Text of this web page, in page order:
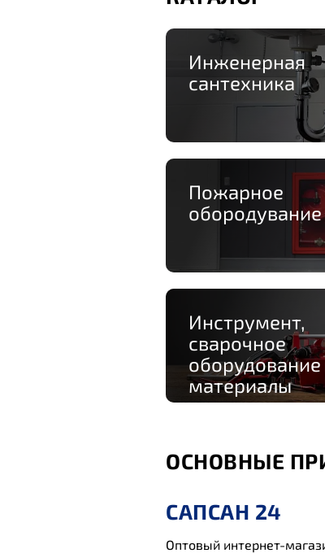
Инженерная
сантехника
Пожарное
обородувание
Инструмент,
сварочное
оборудование
материалы
ОСНОВНЫЕ
САПСАН 24
Оптовый интернет-